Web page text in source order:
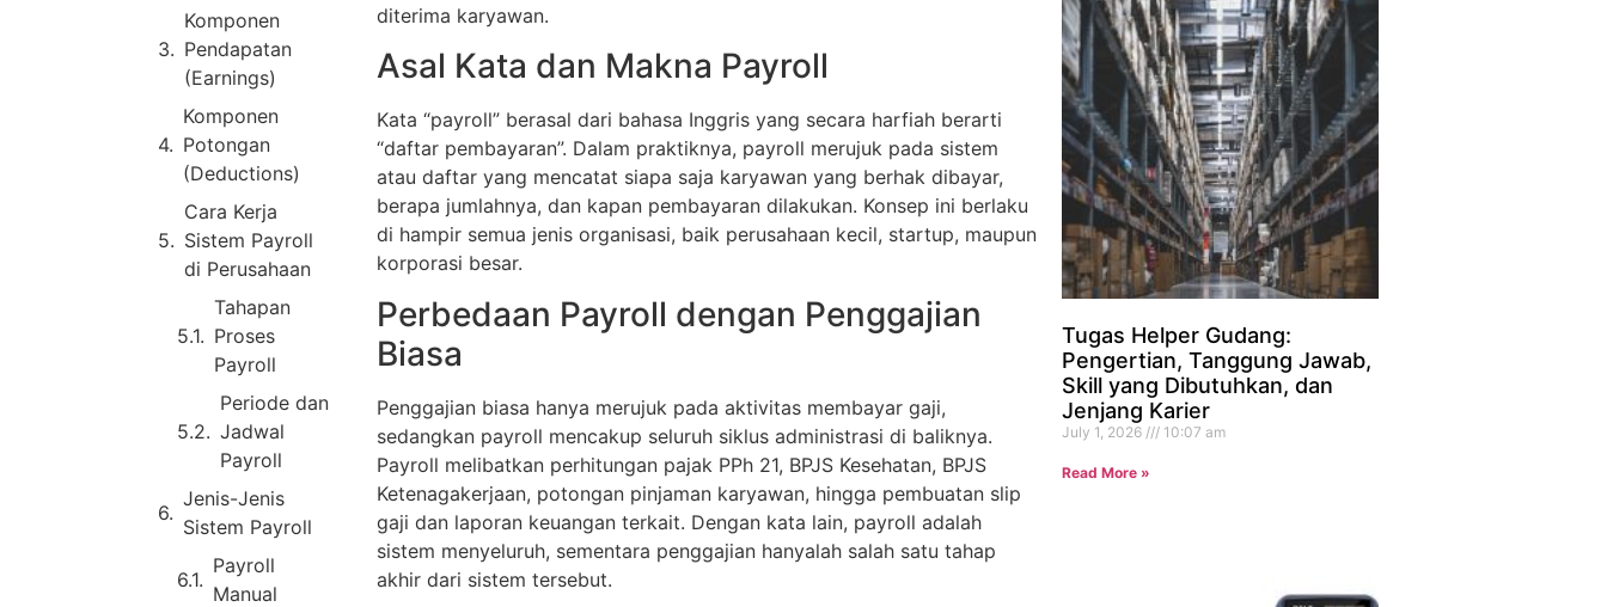
Komponen
Pendapatan
(Earnings)
Komponen
Potongan
(Deductions)
Cara Kerja
Sistem Payroll
di Perusahaan
Tahapan
Proses
Payroll
Periode dan
Jadwal
Payroll
Jenis-Jenis
Sistem Payroll
Payroll
Manual
diterima karyawan.
Asal Kata dan Makna Payroll
Kata “payroll” berasal dari bahasa Inggris yang secara harfiah berarti
“daftar pembayaran”. Dalam praktiknya, payroll merujuk pada sistem
atau daftar yang mencatat siapa saja karyawan yang berhak dibayar,
berapa jumlahnya, dan kapan pembayaran dilakukan. Konsep ini berlaku
di hampir semua jenis organisasi, baik perusahaan kecil, startup, maupun
korporasi besar.
Perbedaan Payroll dengan Penggajian
Biasa
Penggajian biasa hanya merujuk pada aktivitas membayar gaji,
sedangkan payroll mencakup seluruh siklus administrasi di baliknya.
Payroll melibatkan perhitungan pajak PPh 21, BPJS Kesehatan, BPJS
Ketenagakerjaan, potongan pinjaman karyawan, hingga pembuatan slip
gaji dan laporan keuangan terkait. Dengan kata lain, payroll adalah
sistem menyeluruh, sementara penggajian hanyalah salah satu tahap
akhir dari sistem tersebut.
Tugas Helper Gudang:
Pengertian, Tanggung Jawab,
Skill yang Dibutuhkan, dan
Jenjang Karier
July 1, 2026 10:07 am
Read More »